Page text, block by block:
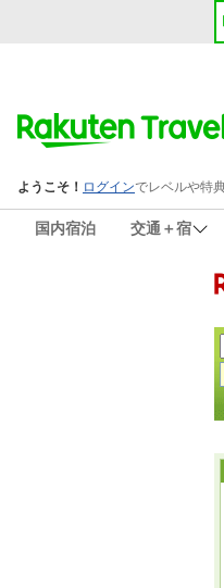
国内宿泊 交通＋宿